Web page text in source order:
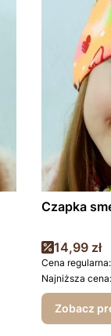
Czapka
Cena
14,99 zł
Cena regularna:
Najniższa cena:
Zobacz